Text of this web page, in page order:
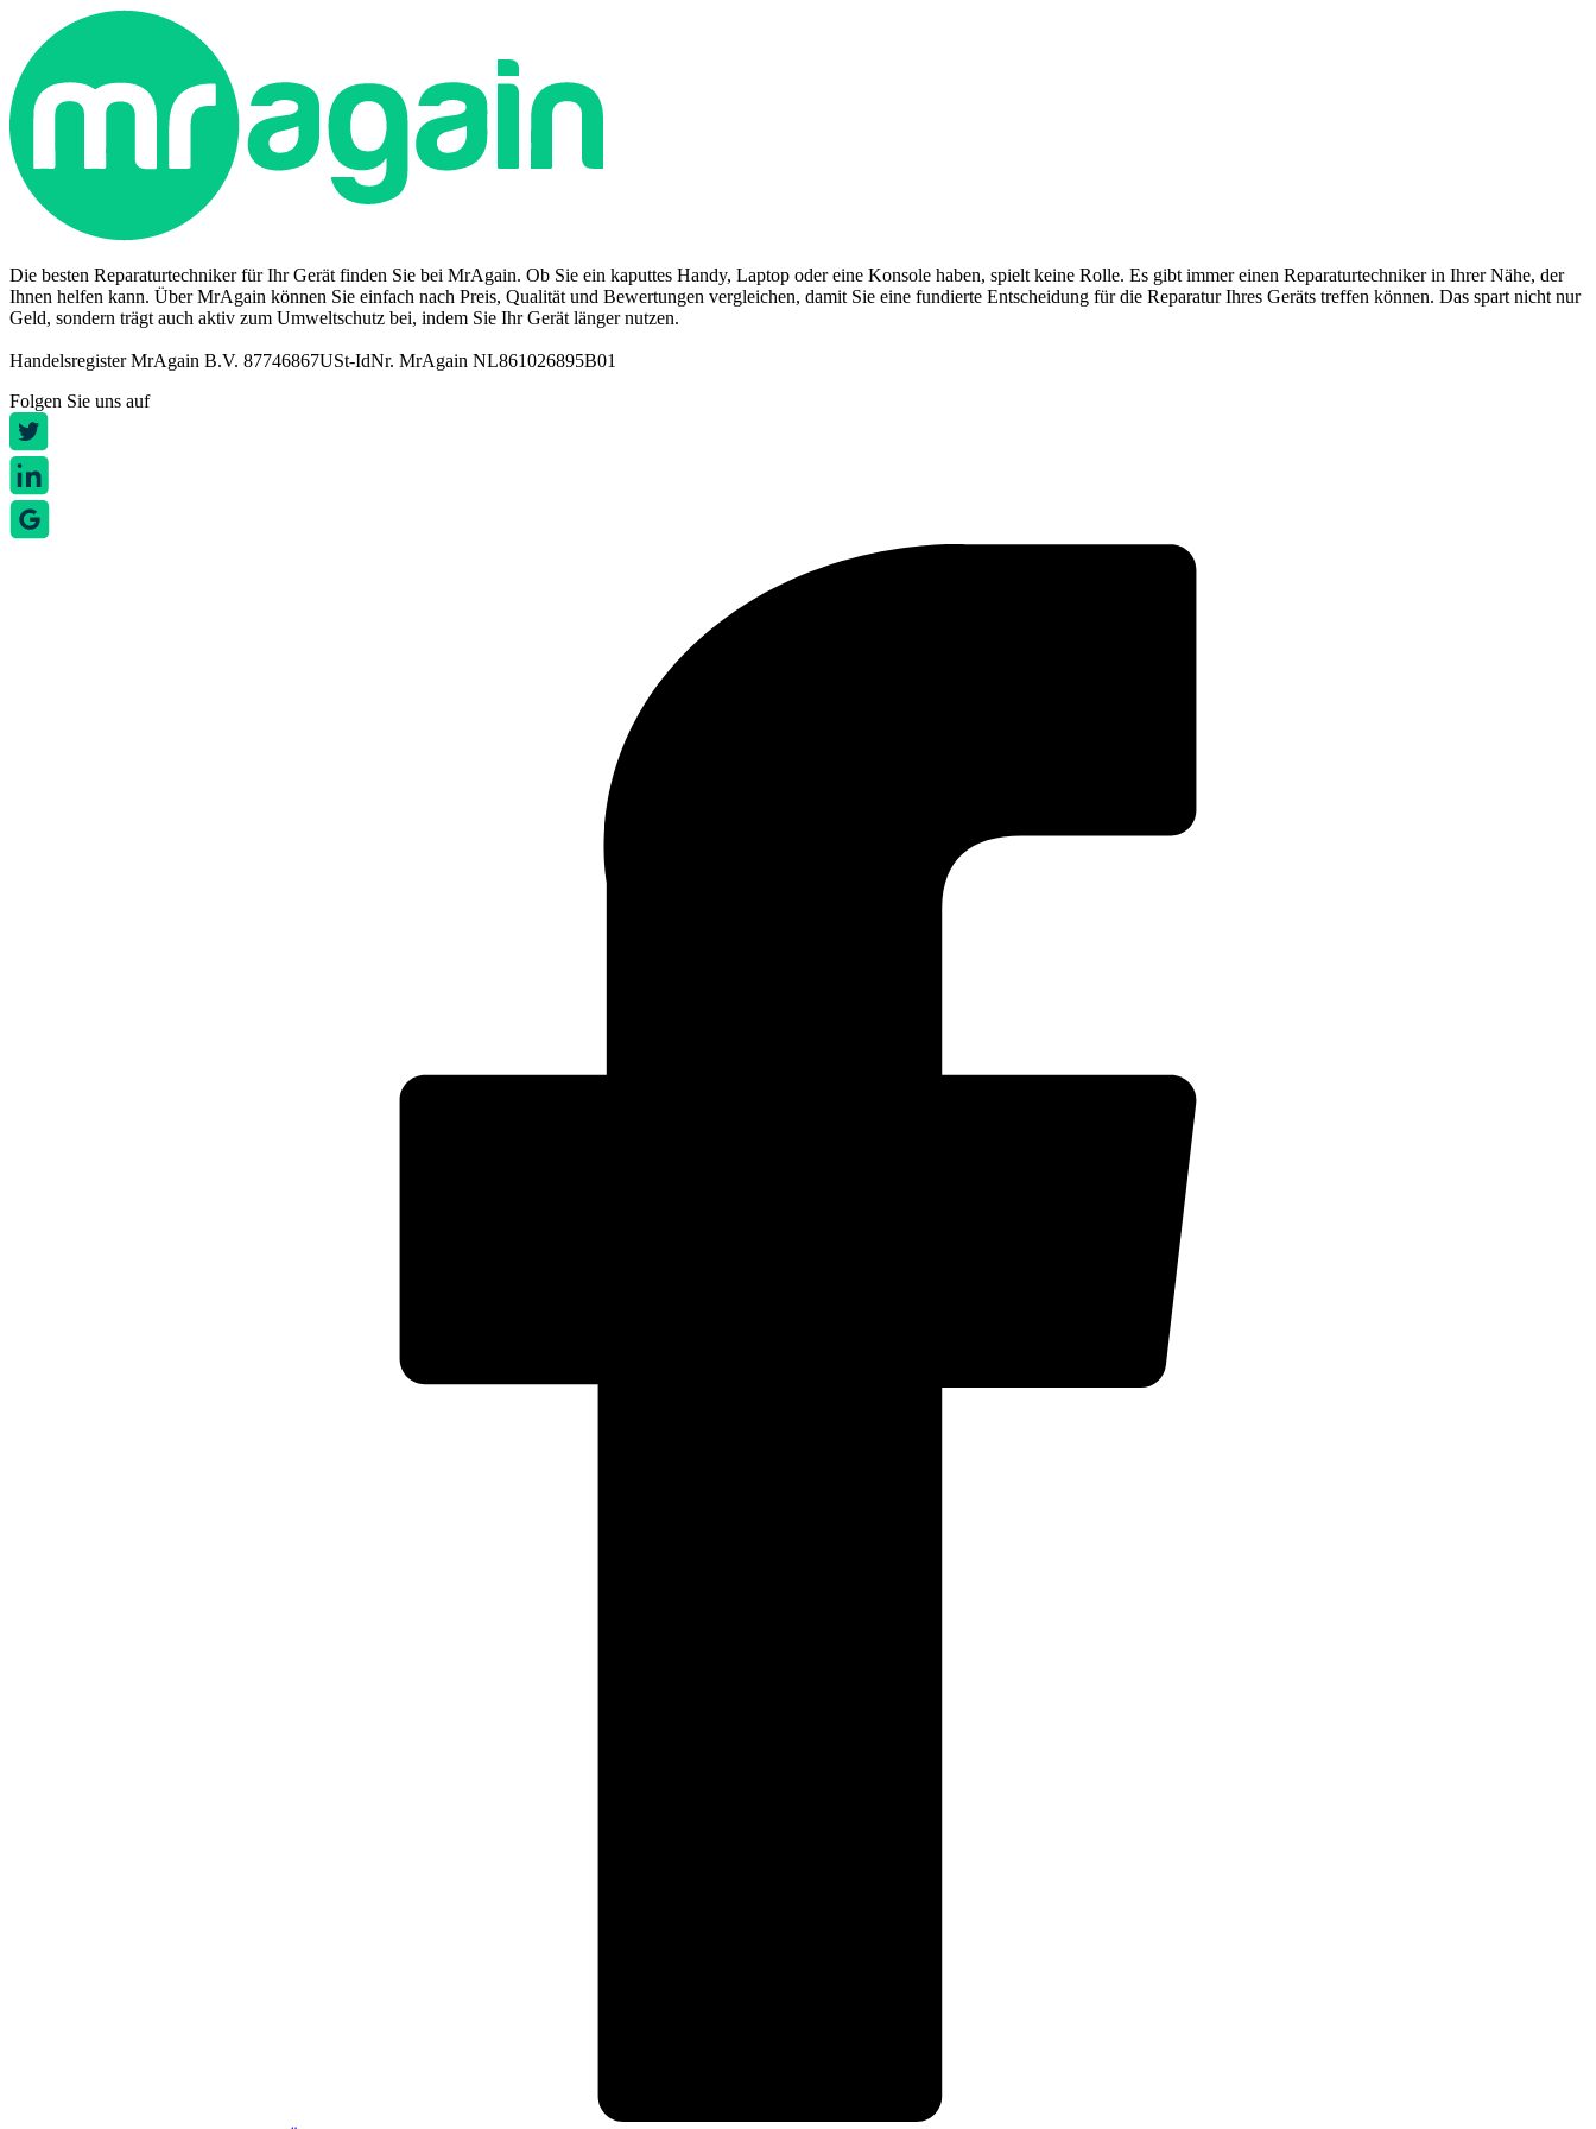
Die besten Reparaturtechniker für Ihr Gerät finden Sie bei MrAgain. Ob Sie ein kaputtes Handy, Laptop oder eine Konsole haben, spielt keine Rolle. Es gibt immer einen Reparaturtechniker in Ihrer Nähe, der
Ihnen helfen kann. Über MrAgain können Sie einfach nach Preis, Qualität und Bewertungen vergleichen, damit Sie eine fundierte Entscheidung für die Reparatur Ihres Geräts treffen können. Das spart nicht nur
Geld, sondern trägt auch aktiv zum Umweltschutz bei, indem Sie Ihr Gerät länger nutzen.
Handelsregister MrAgain B.V. 87746867USt-IdNr. MrAgain NL861026895B01
Folgen Sie uns auf